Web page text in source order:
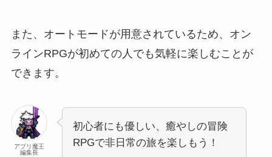
また、オートモードが用意されているため、オン
ラインRPGが初めての人でも気軽に楽しむことが
できます。
アプリ魔王
編集長
初心者にも優しい、癒やしの冒険
RPGで非日常の旅を楽しもう！